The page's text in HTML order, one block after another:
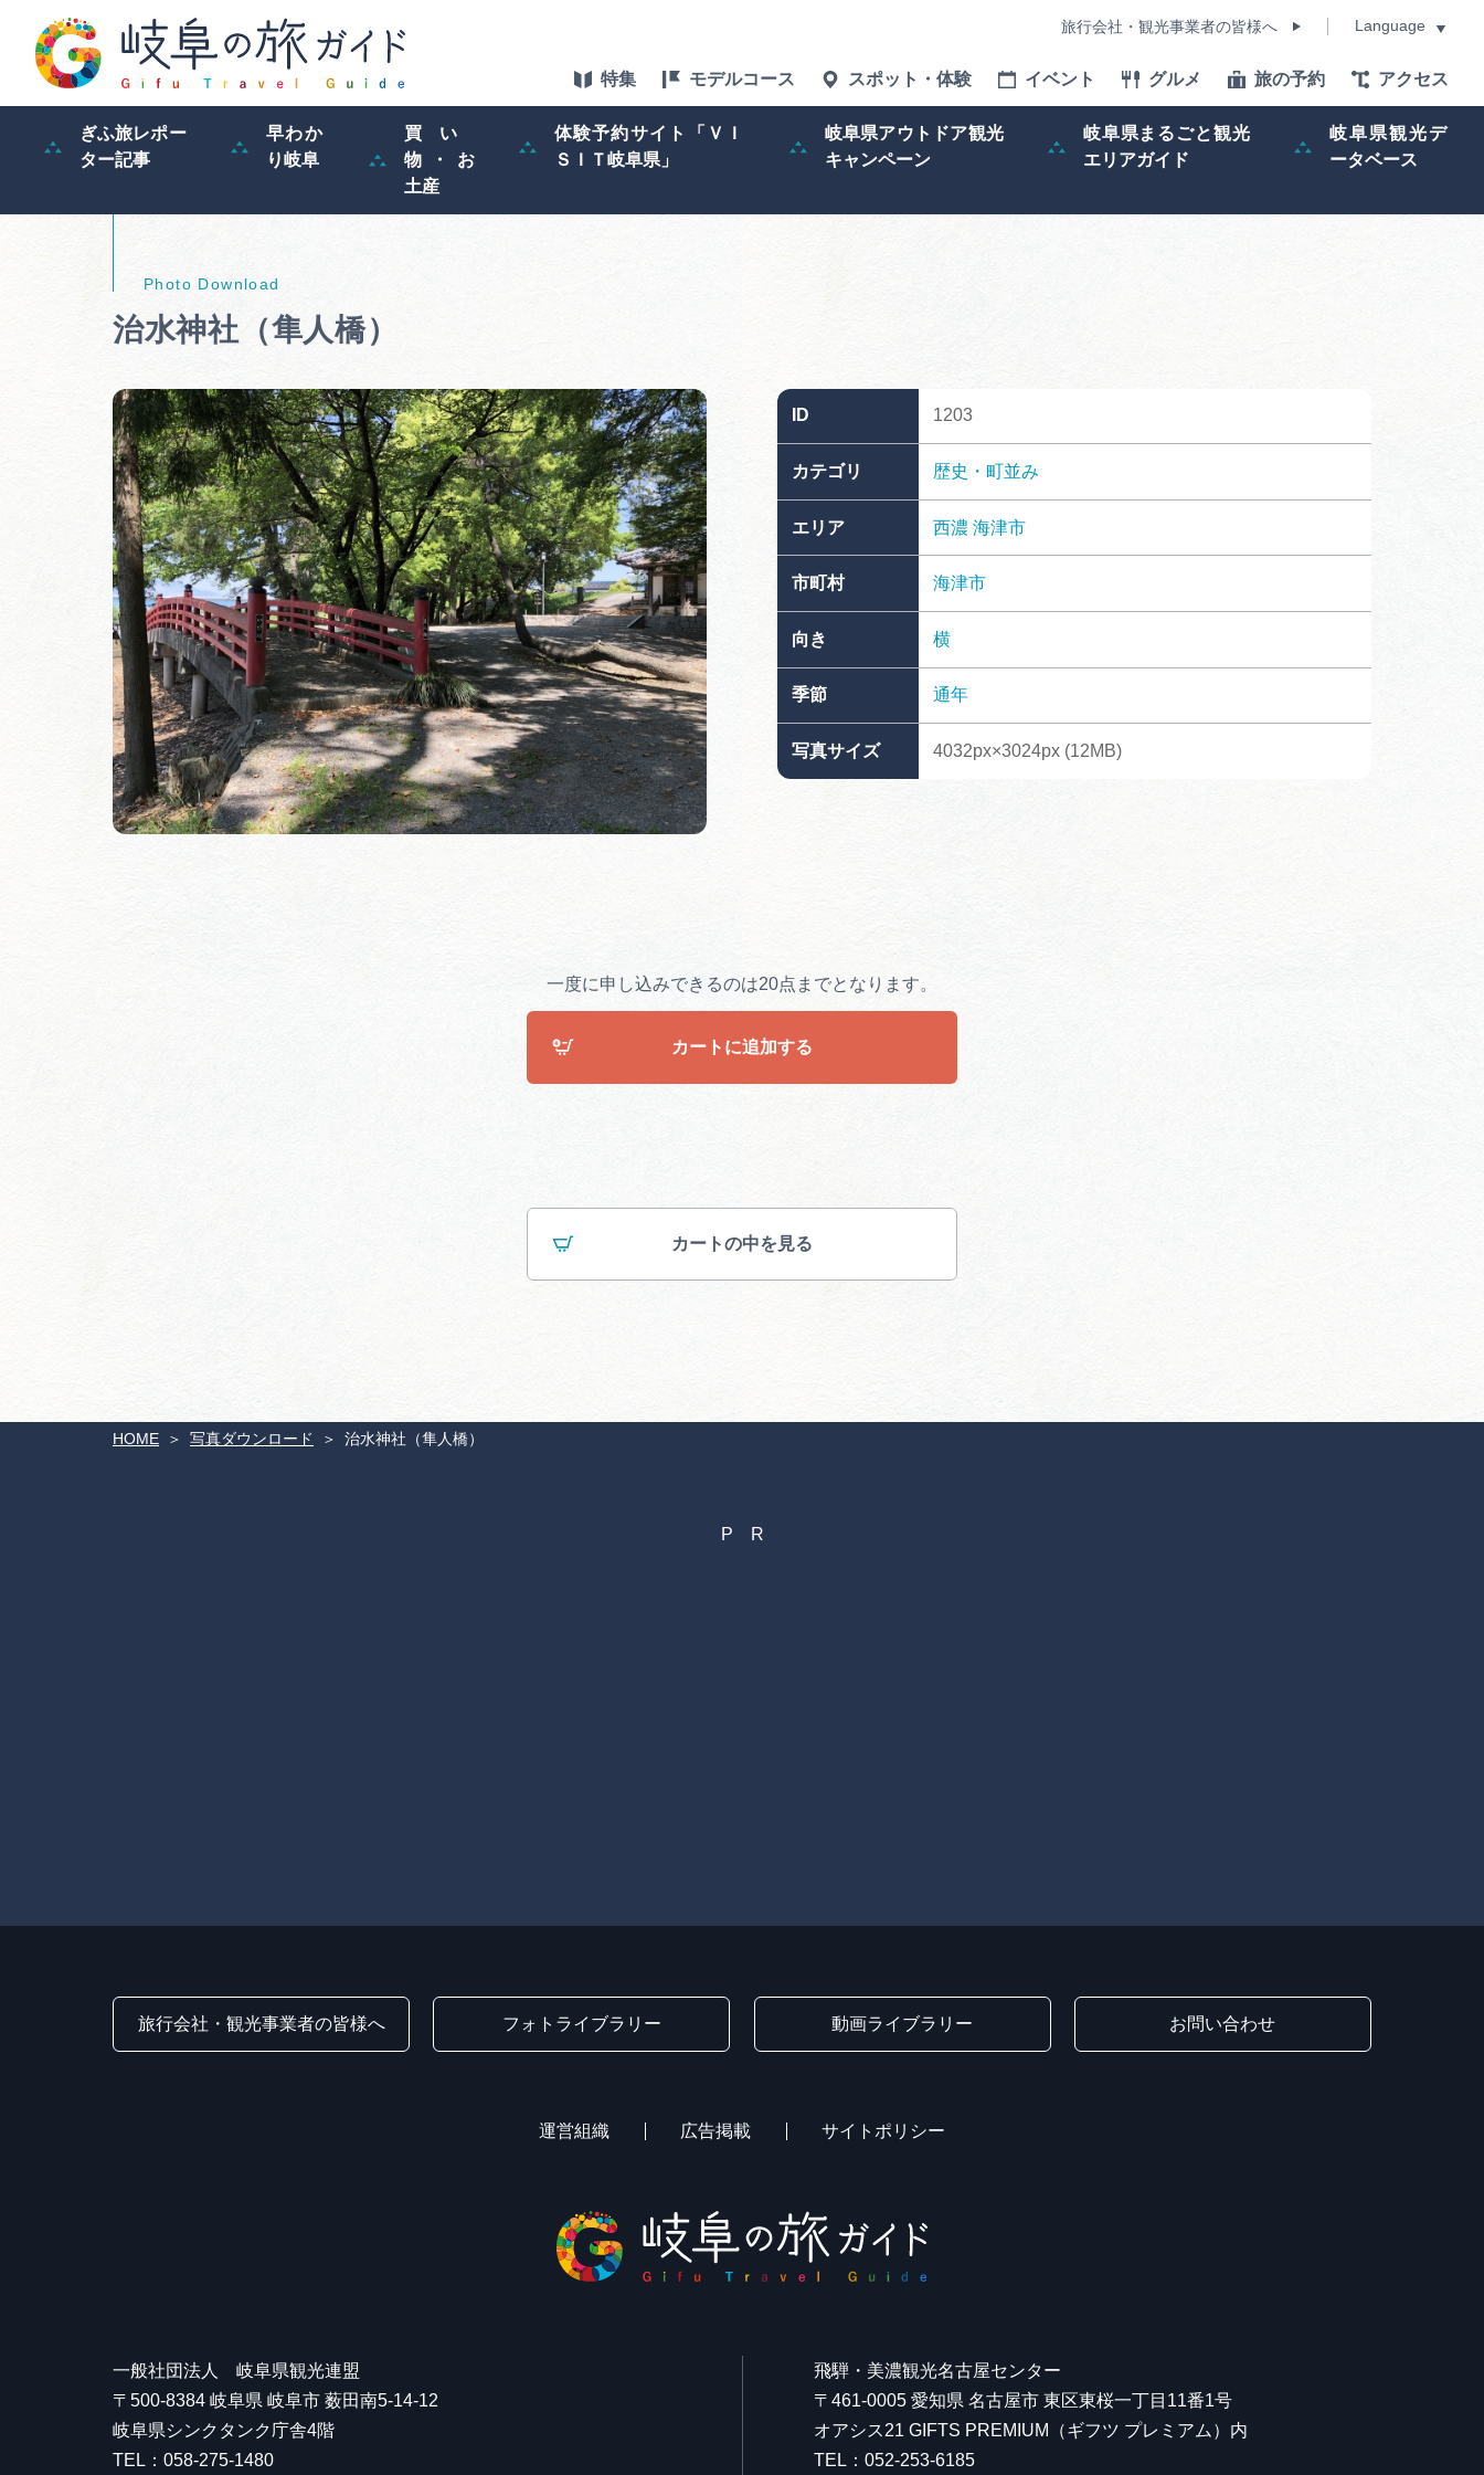
旅行会社・観光事業者の皆様へ Language
特集 モデルコース スポット・体験 イベント グルメ 旅の予約 アクセス
ぎふ旅レポー
ター記事
早わか
り岐阜
買い
物・お
土産
体験予約サイト「ＶＩ
ＳＩＴ岐阜県」
岐阜県アウトドア観光
キャンペーン
岐阜県まるごと観光
エリアガイド
岐阜県観光デ
ータベース
岐阜県アウトドア観光キャン
ペーン
イド
岐阜県観光データベース
運営組織
行きたいリストを見る
HOME 写真ダウンロード 治水神社（隼人橋）
治水神社（隼人橋）
ID 1203
カテゴリ 歴史・町並み
エリア 西濃 海津市
市町村 海津市
向き 横
季節 通年
写真サイズ 4032px×3024px (12MB)
一度に申し込みできるのは20点までとなります。
カートに追加する
カートの中を見る
旅行会社・観光事業者の皆様へ フォトライブラリー 動画ライブラリー お問い合わせ
運営組織 広告掲載 サイトポリシー
一般社団法人 岐阜県観光連盟
〒500-8384 岐阜県 岐阜市 薮田南5-14-12
岐阜県シンクタンク庁舎4階
TEL：058-275-1480
飛騨・美濃観光名古屋センター
〒461-0005 愛知県 名古屋市 東区東桜一丁目11番1号
オアシス21 GIFTS PREMIUM（ギフツ プレミアム）内
TEL：052-253-6185